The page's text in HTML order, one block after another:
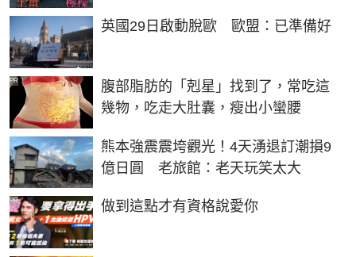
英國29日啟動脫歐 歐盟：已準備好
腹部脂肪的「剋星」找到了，常吃這
幾物，吃走大肚囊，瘦出小蠻腰
PR
熊本強震震垮觀光！4天湧退訂潮損9
億日圓 老旅館：老天玩笑太大
做到這點才有資格說愛你
PR